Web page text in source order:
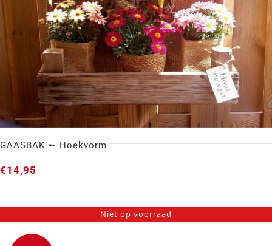
GAASBAK ➸ Hoekvorm
€14,95
Niet op voorraad